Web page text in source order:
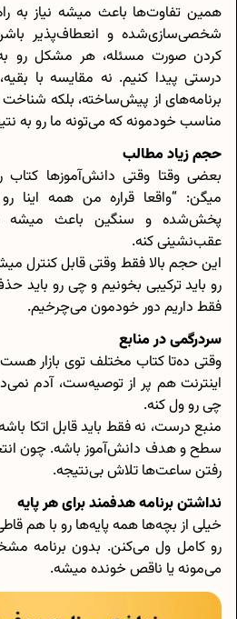
همین تفاوت‌ها باعث میشه نیاز به
شخصی‌سازی‌شده و انعطاف‌پذیر
کردن صورت مسئله، هر مشکل رو
درستی پیدا کنیم. نه مقایسه با
برنامه‌های از پیش‌ساخته، بلکه
مناسب خودمونه که می‌تونه ما رو به
حجم زیاد مطالب
بعضی وقتا وقتی دانش‌آموزها کتاب
میگن: “واقعا قراره من همه اینا
پخش‌شده و سنگین باعث میشه
عقب‌نشینی کنه.
این حجم بالا فقط وقتی قابل کنترل
رو باید ترکیبی بخونیم و چی رو باید
فقط داریم دور خودمون می‌چرخیم.
سردرگمی در منابع
وقتی ده‌تا کتاب مختلف توی بازار
اینترنت هم پر از توصیه‌ست، آدم
چی رو ول کنه.
منبع درست، نه فقط باید قابل اتکا
سطح و هدف دانش‌آموز باشه. چون
رفتن ساعت‌ها تلاش بی‌نتیجه.
نداشتن برنامه هدفمند برای هر پایه
خیلی از بچه‌ها همه پایه‌ها رو با هم
رو کامل ول می‌کنن. بدون برنامه‌
می‌مونه یا ناقص خونده میشه.